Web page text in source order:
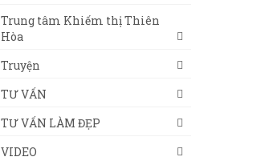
Trung tâm Khiếm thị Thiên
Hòa
Truyện
TƯ VẤN
TƯ VẤN LÀM ĐẸP
VIDEO